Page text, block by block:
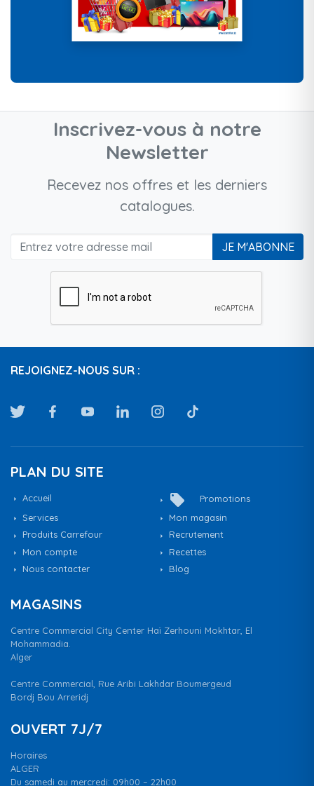
Inscrivez-vous à notre
Newsletter
Recevez nos offres et les derniers
catalogues.
JE M'ABONNE
REJOIGNEZ-NOUS SUR :
PLAN DU SITE
Accueil local_offer
Promotions
Services
Mon magasin
Produits Carrefour
Recrutement
Mon compte
Recettes
Nous contacter
Blog
MAGASINS
Centre Commercial City Center Haï Zerhouni Mokhtar, El
Mohammadia.
Alger
Centre Commercial, Rue Aribi Lakhdar Boumergeud
Bordj Bou Arreridj
OUVERT 7J/7
Horaires
ALGER
Du samedi au mercredi: 09h00 – 22h00